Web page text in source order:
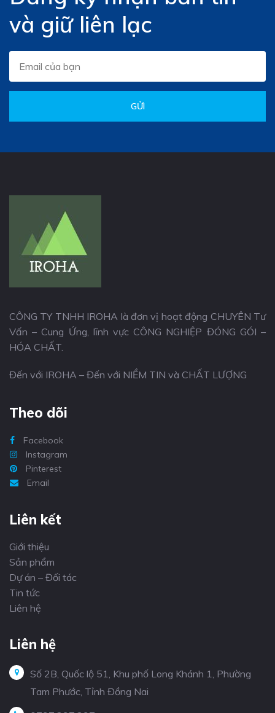
và giữ liên lạc
GỬI
CÔNG TY TNHH IROHA là đơn vị hoạt động CHUYÊN Tư
Vấn – Cung Ứng, lĩnh vực CÔNG NGHIỆP ĐÓNG GÓI –
HÓA CHẤT.
Đến với IROHA – Đến với NIỀM TIN và CHẤT LƯỢNG
Theo dõi
Facebook
Instagram
Pinterest
Email
Liên kết
Giới thiệu
Sản phẩm
Dự án – Đối tác
Tin tức
Liên hệ
Liên hệ
Số 2B, Quốc lộ 51, Khu phố Long Khánh 1, Phường
Tam Phước, Tỉnh Đồng Nai